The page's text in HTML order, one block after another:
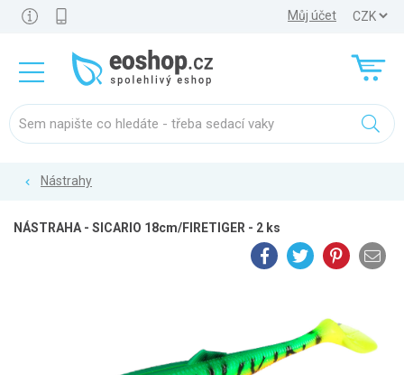
Můj účet
Nástrahy
NÁSTRAHA - SICARIO 18cm/FIRETIGER - 2 ks